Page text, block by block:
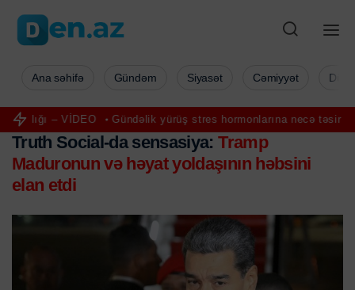
– VİDEO Gündəlik yürüş stres hormonlarına necə təsir edir? -
Ana səhifə Gündəm Siyasət Cəmiyyət
Truth Social-da sensasiya:Tramp
Maduronun və həyat yoldaşının həbsini
elan etdi